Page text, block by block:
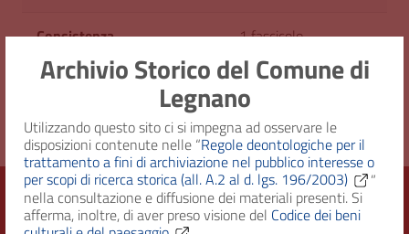
Archivio Storico del Comune di
Legnano
Utilizzando questo sito ci si impegna ad osservare le
disposizioni contenute nelle “Regole deontologiche per il
trattamento a fini di archiviazione nel pubblico interesse o
per scopi di ricerca storica (all. A.2 al d. lgs. 196/2003)
”
nella consultazione e diffusione dei materiali presenti. Si
afferma, inoltre, di aver preso visione del Codice dei beni
Consistenza 1 fascicolo
Diritto d'accesso Uso pubblico